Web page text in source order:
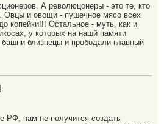
А революцонеры - это те, кто
Овцы и овощи - пушечное мясо всех
копейки!!! Остальное - муть, как и
у которых на нашй памяти
близнецы и прободали главный
РФ, нам не получится создать